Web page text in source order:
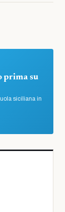
prima su
siciliana in